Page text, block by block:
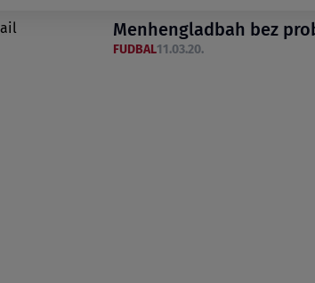
Menhengladbah bez
FUDBAL11.03.20.